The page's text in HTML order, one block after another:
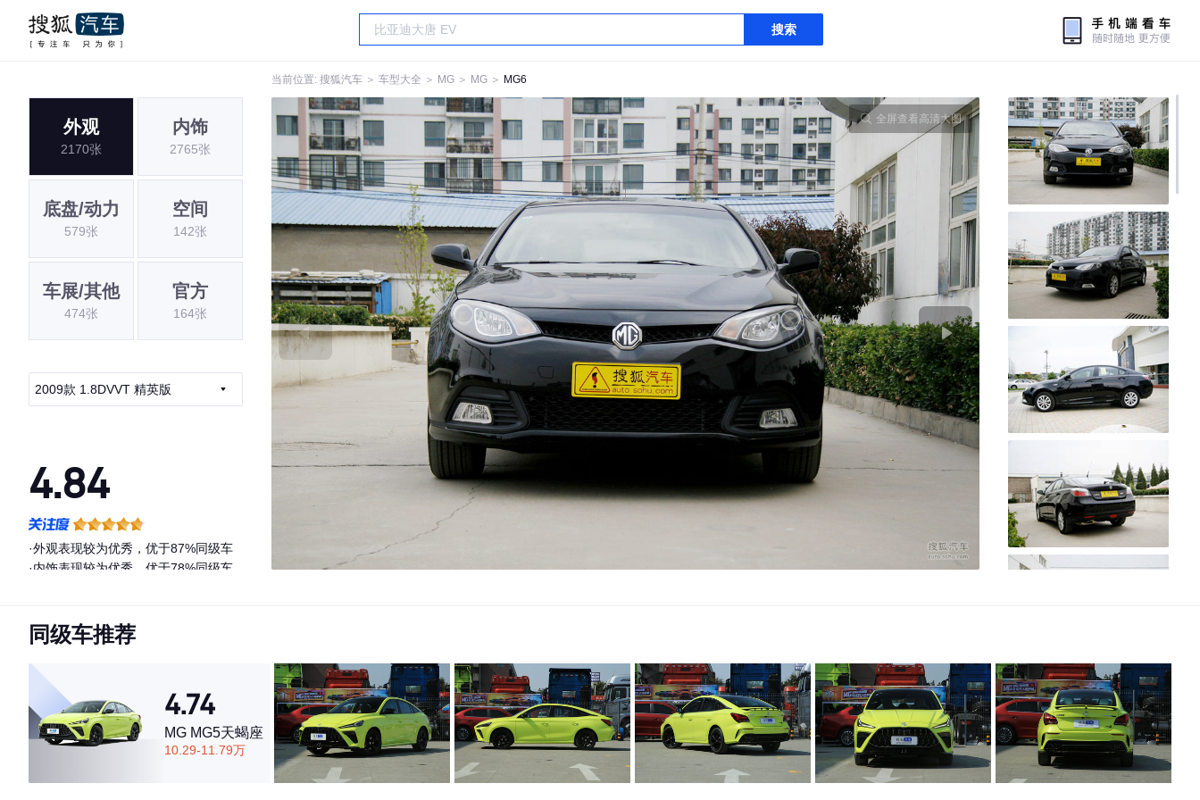
搜索
当前位置: 搜狐汽车 ＞ 车型大全 ＞ MG ＞ MG ＞ MG6
外观
2170张
内饰
2765张
底盘/动力
579张
空间
142张
车展/其他
474张
官方
164张
2009款 1.8DVVT 精英版
4.84
·外观表现较为优秀，优于87%同级车
·内饰表现较为优秀，优于78%同级车
全屏查看高清大图
同级车推荐
4.74
MG MG5天蝎座
10.29-11.79万